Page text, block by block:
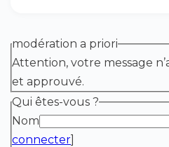
modération a priori
Attention, votre message
et approuvé.
Qui êtes-vous ?
Nom
connecter]